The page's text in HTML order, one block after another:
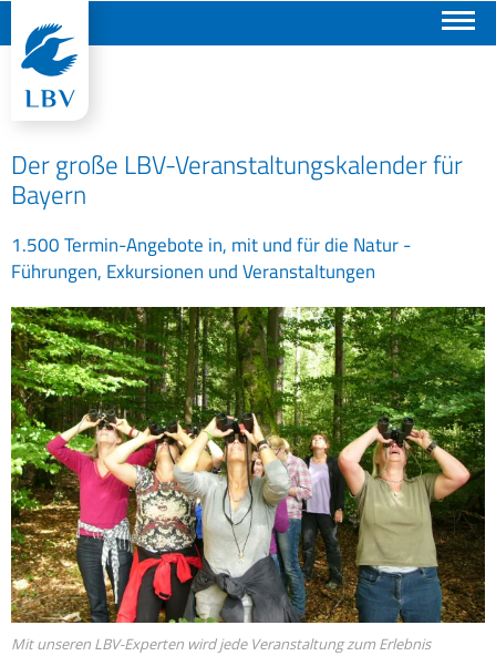
Der große LBV-Veranstaltungskalender für
Bayern
1.500 Termin-Angebote in, mit und für die Natur -
Führungen, Exkursionen und Veranstaltungen
Mit unseren LBV-Experten wird jede Veranstaltung zum Erlebnis